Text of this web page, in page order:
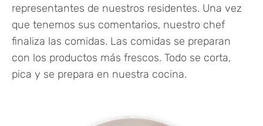
representantes de nuestros residentes. Una vez
que tenemos sus comentarios, nuestro chef
finaliza las comidas. Las comidas se preparan
con los productos más frescos. Todo se corta,
pica y se prepara en nuestra cocina.